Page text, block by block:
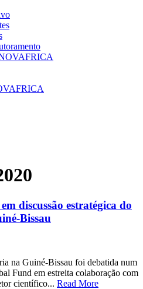
discussão estratégica do
Bissau
na Guiné-Bissau foi debatida num
Fund em estreita colaboração com
científico... Read More